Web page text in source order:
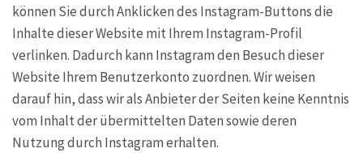
können Sie durch Anklicken des Instagram-Buttons die
Inhalte dieser Website mit Ihrem Instagram-Profil
verlinken. Dadurch kann Instagram den Besuch dieser
Website Ihrem Benutzerkonto zuordnen. Wir weisen
darauf hin, dass wir als Anbieter der Seiten keine Kenntnis
vom Inhalt der übermittelten Daten sowie deren
Nutzung durch Instagram erhalten.